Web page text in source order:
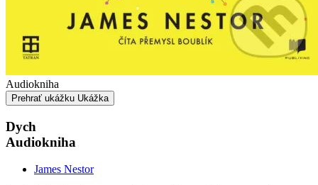
Audiokniha
Prehrať ukážku Ukážka
Dych
Audiokniha
James Nestor